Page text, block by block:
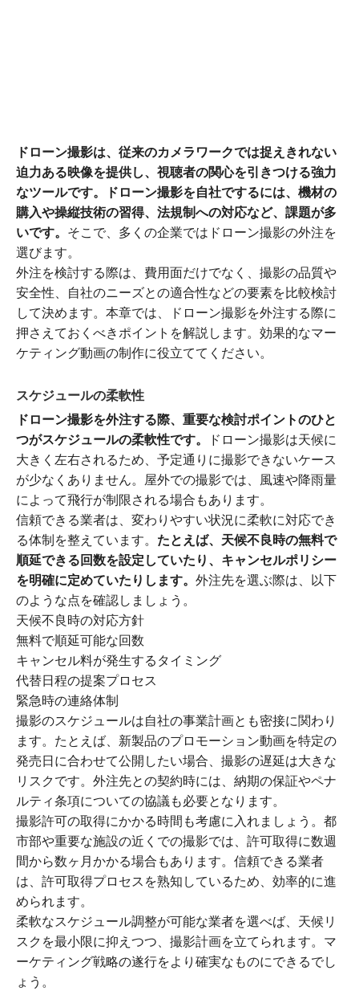
ドローン撮影は、従来のカメラワークでは捉えきれない
迫力ある映像を提供し、視聴者の関心を引きつける強力
なツールです。ドローン撮影を自社でするには、機材の
購入や操縦技術の習得、法規制への対応など、課題が多
いです。 そこで、多くの企業ではドローン撮影の外注を
選びます。
外注を検討する際は、費用面だけでなく、撮影の品質や
安全性、自社のニーズとの適合性などの要素を比較検討
して決めます。本章では、ドローン撮影を外注する際に
押さえておくべきポイントを解説します。効果的なマー
ケティング動画の制作に役立ててください。
スケジュールの柔軟性
ドローン撮影を外注する際、重要な検討ポイントのひと
つがスケジュールの柔軟性です。
ドローン撮影は天候に
大きく左右されるため、予定通りに撮影できないケース
が少なくありません。屋外での撮影では、風速や降雨量
によって飛行が制限される場合もあります。
信頼できる業者は、変わりやすい状況に柔軟に対応でき
る体制を整えています。 たとえば、天候不良時の無料で
順延できる回数を設定していたり、キャンセルポリシー
を明確に定めていたりします。 外注先を選ぶ際は、以下
のような点を確認しましょう。
天候不良時の対応方針
無料で順延可能な回数
キャンセル料が発生するタイミング
代替日程の提案プロセス
緊急時の連絡体制
撮影のスケジュールは自社の事業計画とも密接に関わり
ます。たとえば、新製品のプロモーション動画を特定の
発売日に合わせて公開したい場合、撮影の遅延は大きな
リスクです。外注先との契約時には、納期の保証やペナ
ルティ条項についての協議も必要となります。
撮影許可の取得にかかる時間も考慮に入れましょう。都
市部や重要な施設の近くでの撮影では、許可取得に数週
間から数ヶ月かかる場合もあります。信頼できる業者
は、許可取得プロセスを熟知しているため、効率的に進
められます。
柔軟なスケジュール調整が可能な業者を選べば、天候リ
スクを最小限に抑えつつ、撮影計画を立てられます。マ
ーケティング戦略の遂行をより確実なものにできるでし
ょう。